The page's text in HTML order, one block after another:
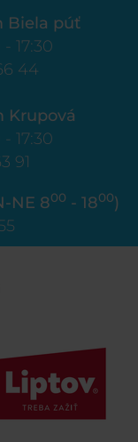
Biela púť
17:30
44
Krupová
17:30
91
NE 800 - 1800)